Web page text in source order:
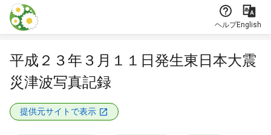
本文に飛ぶ
ヘルプEnglish
平成２３年３月１１日発生東日本大震
災津波写真記録
提供元サイトで表示